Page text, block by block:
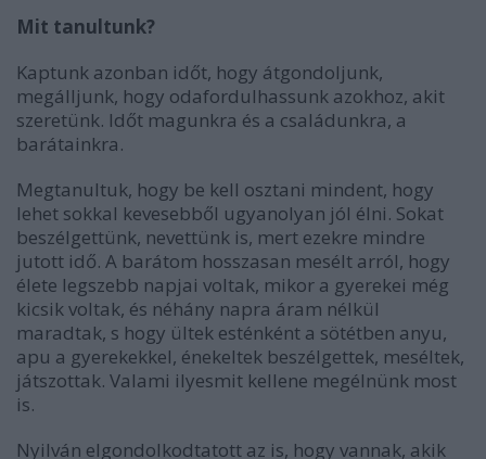
Mit tanultunk?
Kaptunk azonban időt, hogy átgondoljunk,
megálljunk, hogy odafordulhassunk azokhoz, akit
szeretünk. Időt magunkra és a családunkra, a
barátainkra.
Megtanultuk, hogy be kell osztani mindent, hogy
lehet sokkal kevesebből ugyanolyan jól élni. Sokat
beszélgettünk, nevettünk is, mert ezekre mindre
jutott idő. A barátom hosszasan mesélt arról, hogy
élete legszebb napjai voltak, mikor a gyerekei még
kicsik voltak, és néhány napra áram nélkül
maradtak, s hogy ültek esténként a sötétben anyu,
apu a gyerekekkel, énekeltek beszélgettek, meséltek,
játszottak. Valami ilyesmit kellene megélnünk most
is.
Nyilván elgondolkodtatott az is, hogy vannak, akik